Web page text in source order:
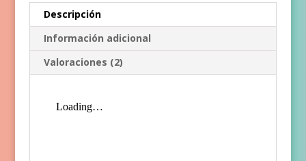
Descripción
Información adicional
Valoraciones (2)